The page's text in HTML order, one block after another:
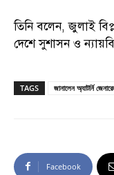
তিনি বলেন, জুলাই
দেশে সুশাসন ও
TAGS জানালেন অ্যাটর্নি
Facebook